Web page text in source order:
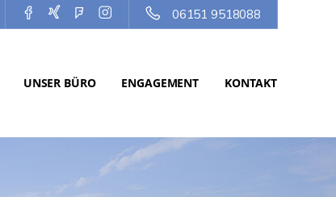
06151 9518088
UNSER BÜRO ENGAGEMENT KONTAKT